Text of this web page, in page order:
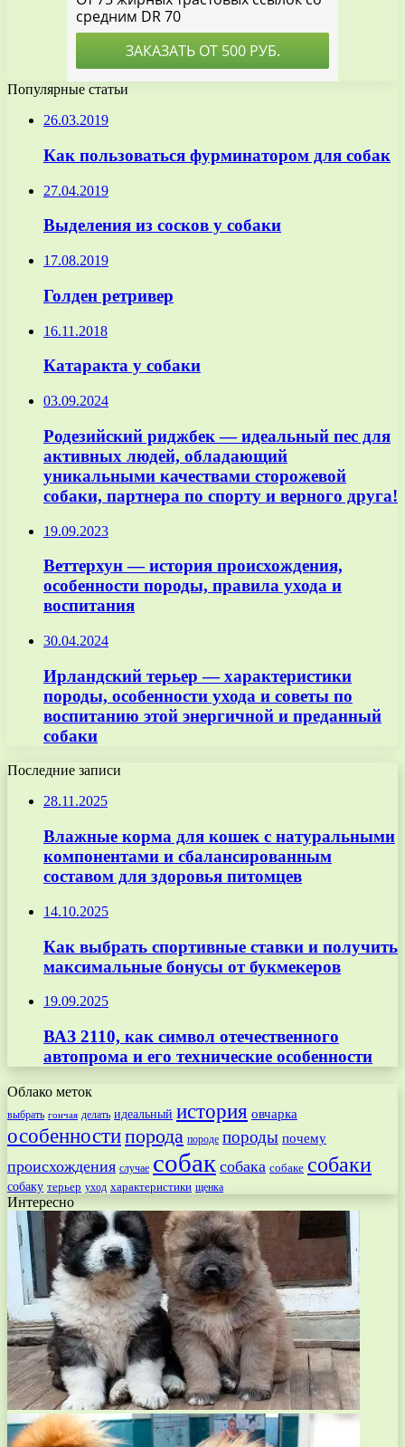
Популярные статьи
26.03.2019
Как пользоваться фурминатором для собак
27.04.2019
Выделения из сосков у собаки
17.08.2019
Голден ретривер
16.11.2018
Катаракта у собаки
03.09.2024
Родезийский риджбек — идеальный пес для
активных людей, обладающий
уникальными качествами сторожевой
собаки, партнера по спорту и верного друга!
19.09.2023
Веттерхун — история происхождения,
особенности породы, правила ухода и
воспитания
30.04.2024
Ирландский терьер — характеристики
породы, особенности ухода и советы по
воспитанию этой энергичной и преданный
собаки
Последние записи
28.11.2025
Влажные корма для кошек с натуральными
компонентами и сбалансированным
составом для здоровья питомцев
14.10.2025
Как выбрать спортивные ставки и получить
максимальные бонусы от букмекеров
19.09.2025
ВАЗ 2110, как символ отечественного
автопрома и его технические особенности
Облако меток
выбрать гончая делать идеальный история овчарка
особенностипорода породе породы почему
происхождения случае собак собака собаке собаки
собаку терьер уход характеристики щенка
Интересно